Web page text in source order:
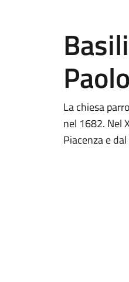
La chiesa
nel 1682. Nel
Piacenza e